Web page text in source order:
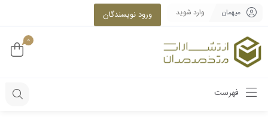
میهمان وارد شوید ورود نویسندگان
0
فهرست